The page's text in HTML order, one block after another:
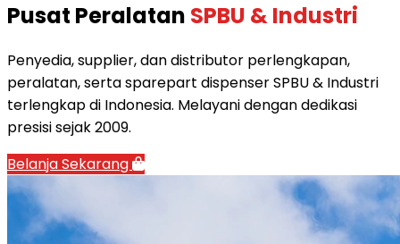
Pusat Peralatan SPBU & Industri
Penyedia, supplier, dan distributor perlengkapan,
peralatan, serta sparepart dispenser SPBU & Industri
terlengkap di Indonesia. Melayani dengan dedikasi
presisi sejak 2009.
Belanja Sekarang